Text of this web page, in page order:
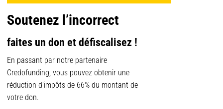
Soutenez l’incorrect
faites un don et défiscalisez !
En passant par notre partenaire
Credofunding, vous pouvez obtenir une
réduction d’impôts de 66% du montant de
votre don.